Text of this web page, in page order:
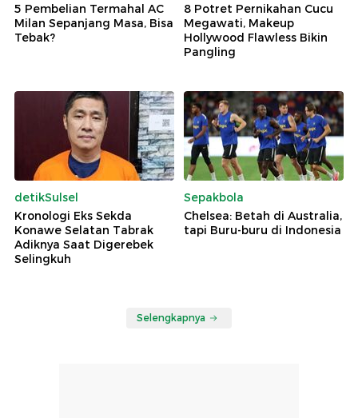
5 Pembelian Termahal AC
Milan Sepanjang Masa, Bisa
Tebak?
8 Potret Pernikahan Cucu
Megawati, Makeup
Hollywood Flawless Bikin
Pangling
detikSulsel
Kronologi Eks Sekda
Konawe Selatan Tabrak
Adiknya Saat Digerebek
Selingkuh
Sepakbola
Chelsea: Betah di Australia,
tapi Buru-buru di Indonesia
Selengkapnya